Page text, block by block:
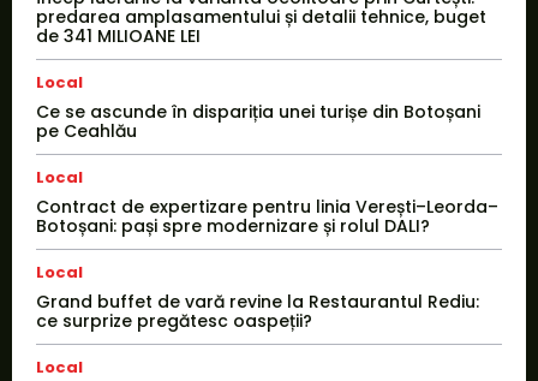
predarea amplasamentului și detalii tehnice, buget
de 341 MILIOANE LEI
Local
Ce se ascunde în dispariția unei turișe din Botoșani
pe Ceahlău
Local
Contract de expertizare pentru linia Verești–Leorda–
Botoșani: pași spre modernizare și rolul DALI?
Local
Grand buffet de vară revine la Restaurantul Rediu:
ce surprize pregătesc oaspeții?
Local